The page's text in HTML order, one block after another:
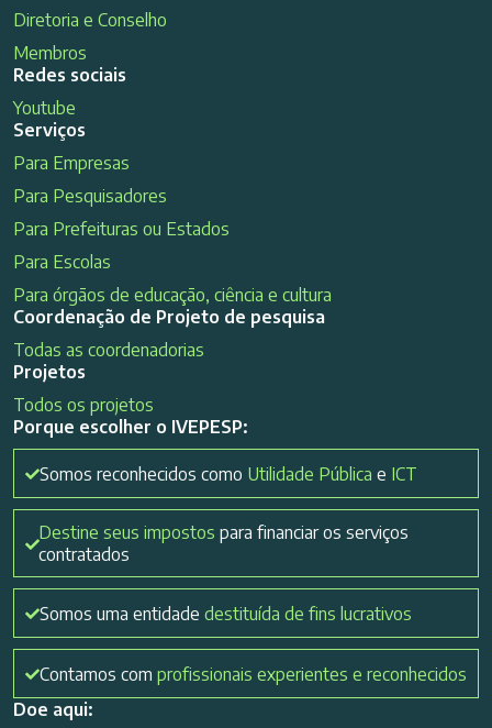
Diretoria e Conselho
Membros
Redes sociais
Youtube
Serviços
Para Empresas
Para Pesquisadores
Para Prefeituras ou Estados
Para Escolas
Para órgãos de educação, ciência e cultura
Coordenação de Projeto de pesquisa
Todas as coordenadorias
Projetos
Todos os projetos
Porque escolher o IVEPESP:
Somos reconhecidos como Utilidade Pública e ICT
Destine seus impostos para financiar os serviços
contratados
Somos uma entidade destituída de fins lucrativos
Contamos com profissionais experientes e reconhecidos
Doe aqui: